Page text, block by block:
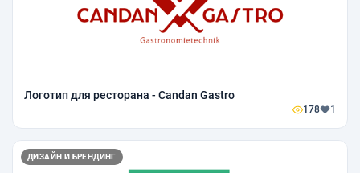
Логотип для ресторана - Candan Gastro
178 1
ДИЗАЙН И БРЕНДИНГ